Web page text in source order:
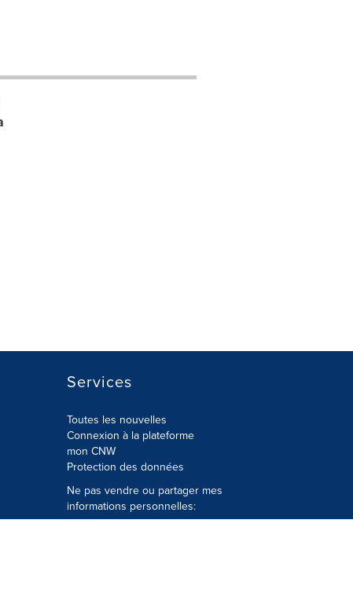
Services
Toutes les nouvelles
Connexion à la plateforme
mon CNW
Protection des données
Ne pas vendre ou partager mes
informations personnelles: